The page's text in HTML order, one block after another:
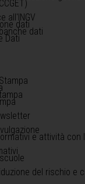
all'INGV
dati
dati
Dati
e attività con
del rischio e